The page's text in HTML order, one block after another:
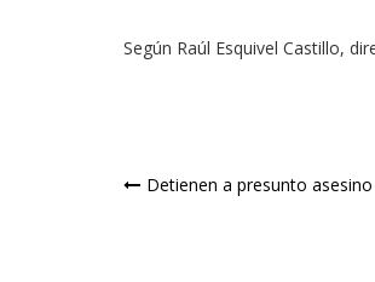
Según Raúl Esquivel Castillo,
Navegación
Detienen a presunto